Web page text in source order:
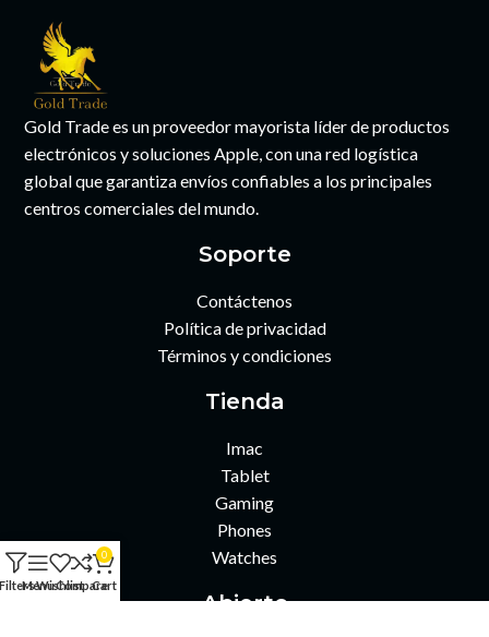
Gold Trade es un proveedor mayorista líder de productos
electrónicos y soluciones Apple, con una red logística
global que garantiza envíos confiables a los principales
centros comerciales del mundo.
Soporte
Contáctenos
Política de privacidad
Términos y condiciones
Tienda
Imac
Tablet
Gaming
Phones
Watches
Abierto
MenuWishlist
Compare
0
Cart